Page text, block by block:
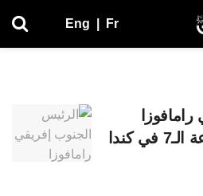
Eng Fr
كندا